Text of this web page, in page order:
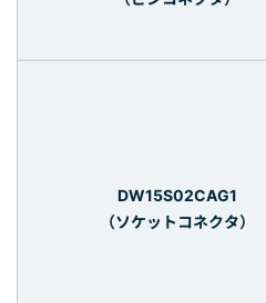
DW15S02CAG1
（ソケットコネクタ）